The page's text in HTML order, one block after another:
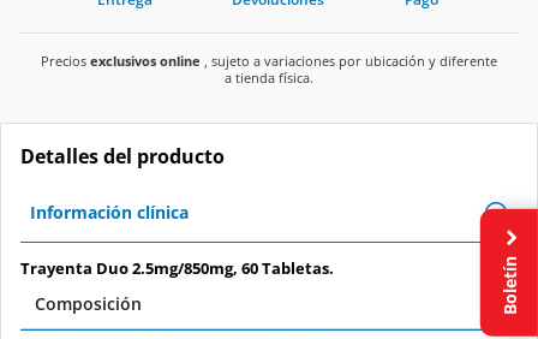
Precios exclusivos online , sujeto a variaciones por ubicación y diferente
a tienda física.
Detalles del producto
Información clínica
Trayenta Duo 2.5mg/850mg, 60 Tabletas.
Composición Boletín